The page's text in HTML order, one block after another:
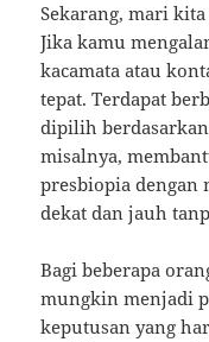
Sekarang, mari
Jika kamu
kacamata atau
tepat. Terdapat
dipilih
misalnya,
presbiopia
dekat dan jauh
Bagi beberapa
mungkin menjadi
keputusan yang